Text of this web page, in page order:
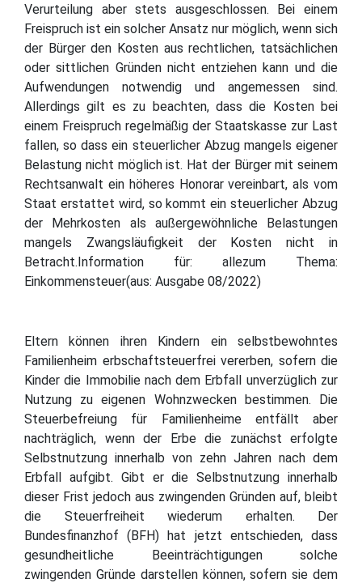
Verurteilung aber stets ausgeschlossen. Bei einem
Freispruch ist ein solcher Ansatz nur möglich, wenn sich
der Bürger den Kosten aus rechtlichen, tatsächlichen
oder sittlichen Gründen nicht entziehen kann und die
Aufwendungen notwendig und angemessen sind.
Allerdings gilt es zu beachten, dass die Kosten bei
einem Freispruch regelmäßig der Staatskasse zur Last
fallen, so dass ein steuerlicher Abzug mangels eigener
Belastung nicht möglich ist. Hat der Bürger mit seinem
Rechtsanwalt ein höheres Honorar vereinbart, als vom
Staat erstattet wird, so kommt ein steuerlicher Abzug
der Mehrkosten als außergewöhnliche Belastungen
mangels Zwangsläufigkeit der Kosten nicht in
Betracht.Information für: allezum Thema:
Einkommensteuer(aus: Ausgabe 08/2022)
Eltern können ihren Kindern ein selbstbewohntes
Familienheim erbschaftsteuerfrei vererben, sofern die
Kinder die Immobilie nach dem Erbfall unverzüglich zur
Nutzung zu eigenen Wohnzwecken bestimmen. Die
Steuerbefreiung für Familienheime entfällt aber
nachträglich, wenn der Erbe die zunächst erfolgte
Selbstnutzung innerhalb von zehn Jahren nach dem
Erbfall aufgibt. Gibt er die Selbstnutzung innerhalb
dieser Frist jedoch aus zwingenden Gründen auf, bleibt
die Steuerfreiheit wiederum erhalten. Der
Bundesfinanzhof (BFH) hat jetzt entschieden, dass
gesundheitliche Beeinträchtigungen solche
zwingenden Gründe darstellen können, sofern sie dem